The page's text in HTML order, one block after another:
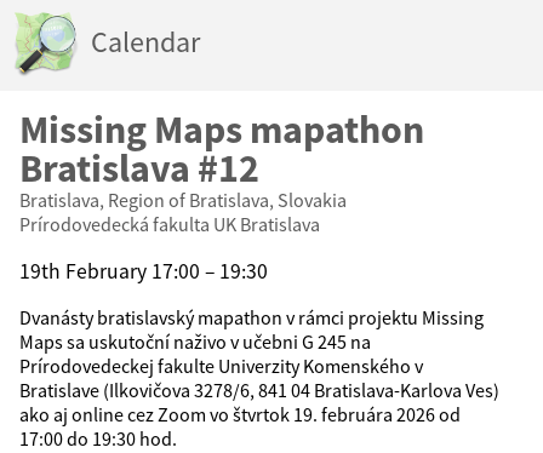
Calendar
Missing Maps mapathon
Bratislava #12
Bratislava, Region of Bratislava, Slovakia
Prírodovedecká fakulta UK Bratislava
19th February 17:00 – 19:30
Dvanásty bratislavský mapathon v rámci projektu Missing
Maps sa uskutoční naživo v učebni G 245 na
Prírodovedeckej fakulte Univerzity Komenského v
Bratislave (Ilkovičova 3278/6, 841 04 Bratislava-Karlova Ves)
ako aj online cez Zoom vo štvrtok 19. februára 2026 od
17:00 do 19:30 hod.